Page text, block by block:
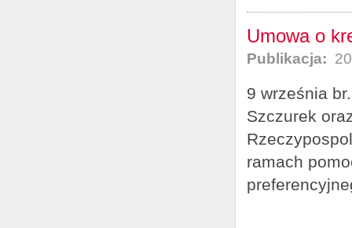
Umowa o
Publikacja:
9 września
Szczurek
ramach